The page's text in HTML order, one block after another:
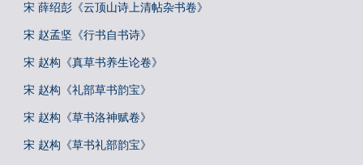
宋 薛绍彭《云顶山诗上清帖杂书卷》
宋 赵孟坚《行书自书诗》
宋 赵构《真草书养生论卷》
宋 赵构《礼部草书韵宝》
宋 赵构《草书洛神赋卷》
宋 赵构《草书礼部韵宝》